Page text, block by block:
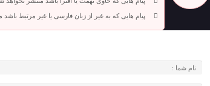
پیام هایی که به غیر از زبان فارسی یا غیر مرتبط باشد